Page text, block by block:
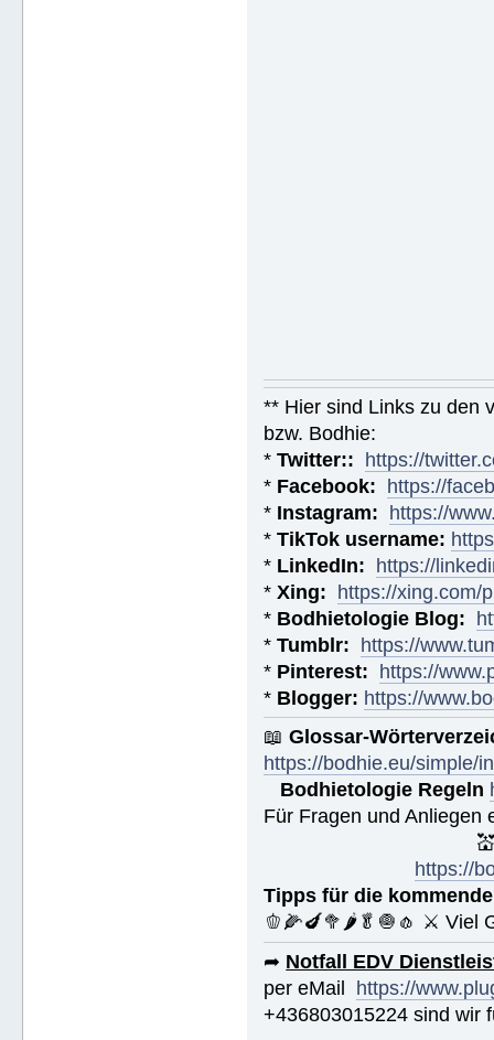
** Hier sind Links zu den
bzw. Bodhie:
*Twitter:: https://
* Facebook: https://
* Instagram: https://
*TikTok username:
* LinkedIn: https://
*Xing: https://xing.com/
* Bodhietologie Blog:
*Tumblr: https://
* Pinterest: https://
* Blogger: https://
📖Glossar-
https://bodhie.eu/simple/
Bodhietologie Regeln
Für Fragen und Anliegen
https://
Tipps für die
🫑🌽🍆🥦🌶🥬🧅🧄 ⚔ Viel
➦ Notfall EDV
per eMail https://
+436803015224 sind wir